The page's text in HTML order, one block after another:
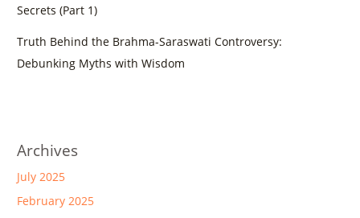
Secrets (Part 1)
Truth Behind the Brahma-Saraswati Controversy:
Debunking Myths with Wisdom
Archives
July 2025
February 2025